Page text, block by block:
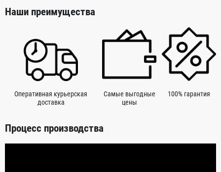
Наши преимущества
Оперативная курьерская
доставка
Самые выгодные
цены
100% гарантия
Процесс производства